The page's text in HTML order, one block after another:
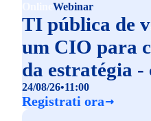
Webinar
TI pública de
um CIO para
da estratégia -
24/08/26•11:00
Registrati ora